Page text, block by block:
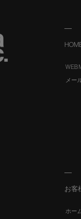
WEB
メー
お客
ホー